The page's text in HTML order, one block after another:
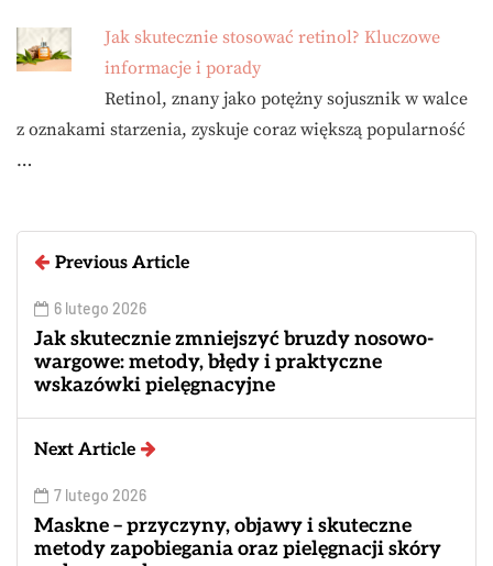
Jak skutecznie stosować retinol? Kluczowe
informacje i porady
Retinol, znany jako potężny sojusznik w walce
z oznakami starzenia, zyskuje coraz większą popularność
…
Previous Article
6 lutego 2026
Jak skutecznie zmniejszyć bruzdy nosowo-
wargowe: metody, błędy i praktyczne
wskazówki pielęgnacyjne
Next Article
7 lutego 2026
Maskne – przyczyny, objawy i skuteczne
metody zapobiegania oraz pielęgnacji skóry